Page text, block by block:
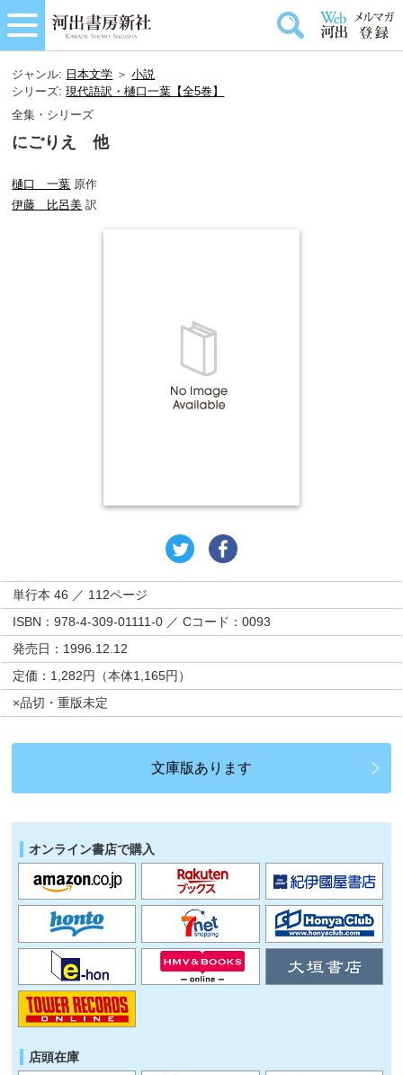
ジャンル: 日本文学 ＞小説
シリーズ:現代語訳・樋口一葉【全5巻】
全集・シリーズ
にごりえ 他
樋口 一葉 原作
伊藤 比呂美 訳
単行本 46 ／ 112ページ
ISBN：978-4-309-01111-0 ／ Cコード：0093
発売日：1996.12.12
定価：1,282円（本体1,165円）
×品切・重版未定
文庫版あります
オンライン書店で購入
店頭在庫